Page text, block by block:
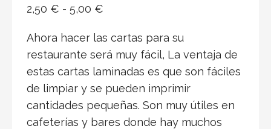
2,50 € - 5,00 €
precios:
desde
2,50 €
hasta
5,00 €
Ahora hacer las cartas para su
restaurante será muy fácil, La ventaja de
estas cartas laminadas es que son fáciles
de limpiar y se pueden imprimir
cantidades pequeñas. Son muy útiles en
cafeterías y bares donde hay muchos